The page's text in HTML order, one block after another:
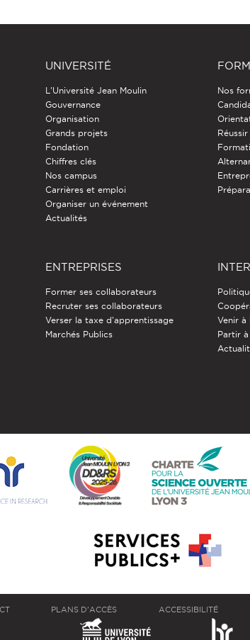
UNIVERSITÉ
L'Université Jean Moulin
Gouvernance
Organisation
Grands projets
Fondation
Chiffres clés
Nos campus
Carrières et emploi
Organiser un événement
Actualités
Nos
ENTREPRISES
Former ses collaborateurs
Recruter ses collaborateurs
Verser la taxe d'apprentissage
Marchés Publics
Venir à
Partir
PLANS D'ACCÈS ACCESSIBILITÉ